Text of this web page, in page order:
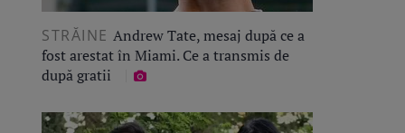
STRĂINE Andrew Tate, mesaj după ce a
fost arestat în Miami. Ce a transmis de
după gratii